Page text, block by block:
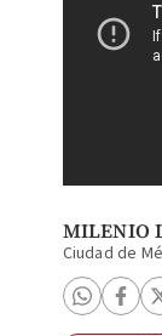
MILENIO
Ciudad de